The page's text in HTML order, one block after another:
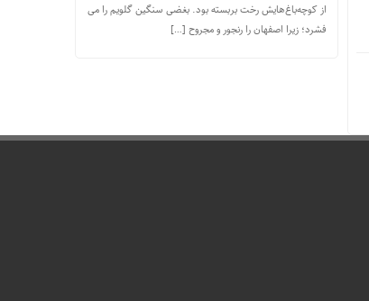
از کوچه‌باغ‌هایش رخت بربسته بود. بغضی سنگین گلویم را می
فشرد؛ زیرا اصفهان را رنجور و مجروح […]